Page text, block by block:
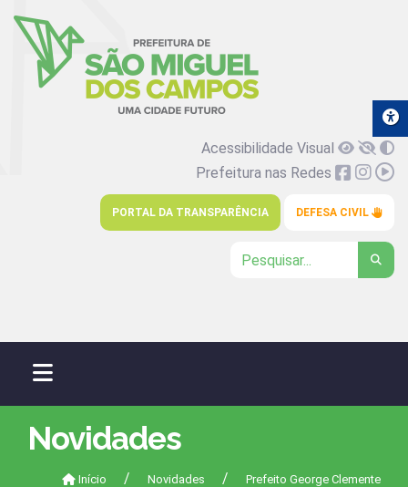
Acessibilidade Visual
Prefeitura nas Redes
PORTAL DA TRANSPARÊNCIA DEFESA CIVIL
Novidades
Início Novidades
Prefeito George Clemente